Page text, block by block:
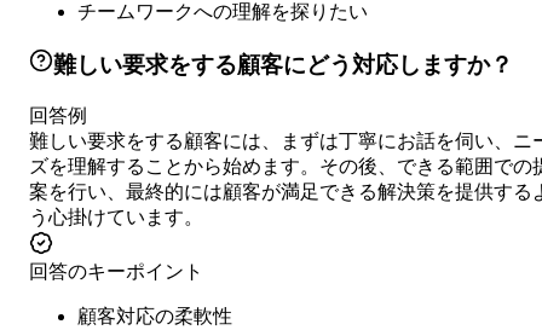
チームワークへの理解を探りたい
難しい要求をする顧客にどう対応しますか？
回答例
難しい要求をする顧客には、まずは丁寧にお話を伺い、ニ
ズを理解することから始めます。その後、できる範囲での
案を行い、最終的には顧客が満足できる解決策を提供する
う心掛けています。
回答のキーポイント
顧客対応の柔軟性